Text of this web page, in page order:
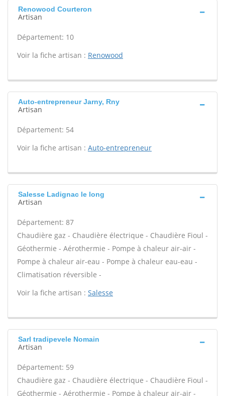
Renowood Courteron
Artisan
Département: 10
Voir la fiche artisan : Renowood
Auto-entrepreneur Jarny, Rny
Artisan
Département: 54
Voir la fiche artisan : Auto-entrepreneur
Salesse Ladignac le long
Artisan
Département: 87
Chaudière gaz - Chaudière électrique - Chaudière Fioul -
Géothermie - Aérothermie - Pompe à chaleur air-air -
Pompe à chaleur air-eau - Pompe à chaleur eau-eau -
Climatisation réversible -
Voir la fiche artisan : Salesse
Sarl tradipevele Nomain
Artisan
Département: 59
Chaudière gaz - Chaudière électrique - Chaudière Fioul -
Géothermie - Aérothermie - Pompe à chaleur air-air -